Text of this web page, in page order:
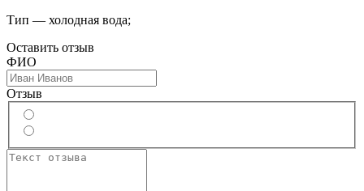
Тип — холодная вода;
Оставить отзыв
ФИО
Отзыв